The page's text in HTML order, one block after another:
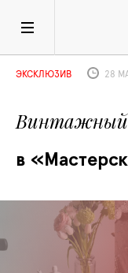
в
ЭКСКЛЮЗИВ 28